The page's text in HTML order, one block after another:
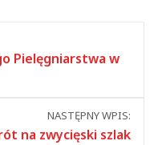
Pielęgniarstwa w
NASTĘPNY WPIS:
na zwycięski szlak